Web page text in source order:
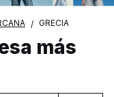
GRECIA
más